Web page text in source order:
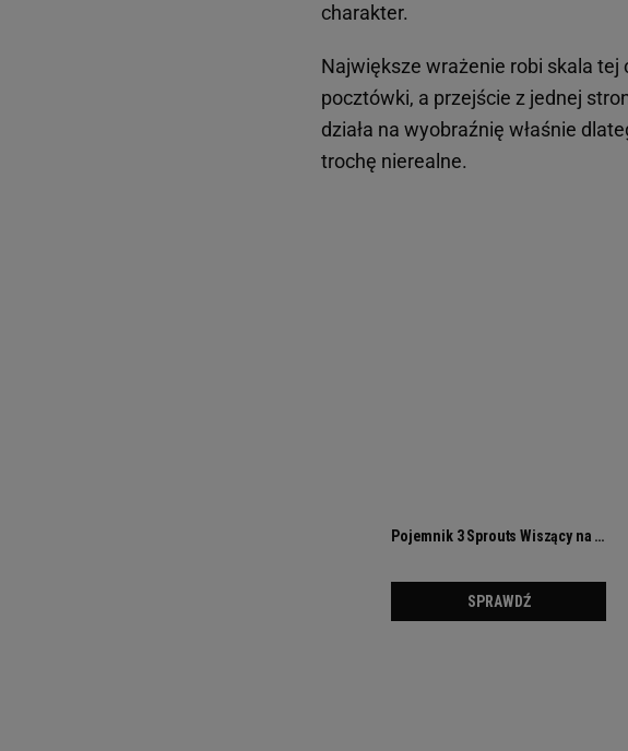
charakter.
Największe wrażenie robi skala
pocztówki, a przejście z jednej
działa na wyobraźnię właśnie
trochę nierealne.